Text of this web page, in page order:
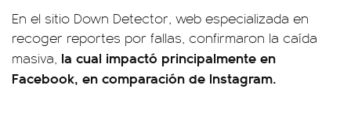
En el sitio Down Detector, web especializada en
recoger reportes por fallas, confirmaron la caída
masiva, la cual impactó principalmente en
Facebook, en comparación de Instagram.